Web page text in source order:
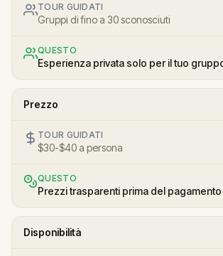
TOUR GUIDATI
Gruppi di fino a 30 sconosciuti
QUESTO
Esperienza privata solo per il tuo
Prezzo
TOUR GUIDATI
$30-$40 a persona
QUESTO
Prezzi trasparenti prima del pagamento
Disponibilità